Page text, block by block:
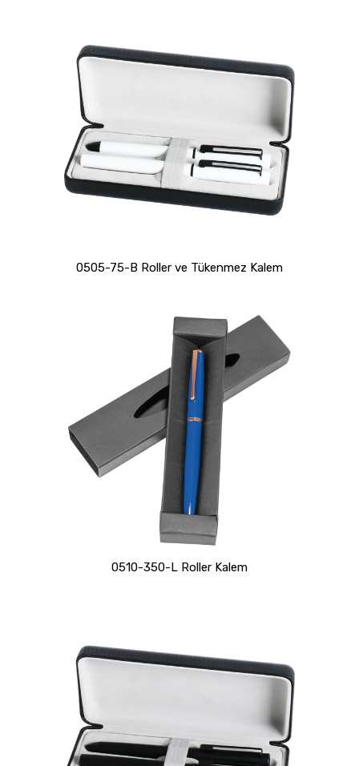
0505-75-B Roller ve Tükenmez Kalem
0510-350-L Roller Kalem